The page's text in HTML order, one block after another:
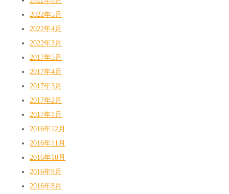
2022年5月
2022年4月
2022年3月
2017年5月
2017年4月
2017年3月
2017年2月
2017年1月
2016年12月
2016年11月
2016年10月
2016年9月
2016年8月